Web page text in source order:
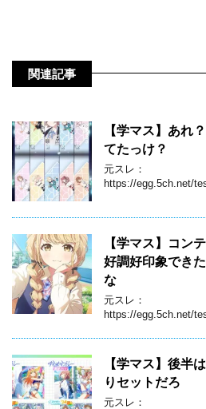
関連記事
【学マス】あれ
てたっけ？
元スレ：
https://egg.5ch.net/
【学マス】コン
好調好印象でき
な
元スレ：
https://egg.5ch.net/
【学マス】後半
りセットだろ
元スレ：